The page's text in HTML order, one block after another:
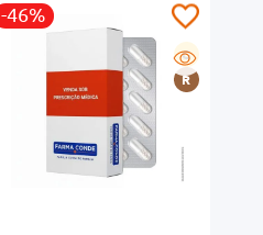
-46%
G
R